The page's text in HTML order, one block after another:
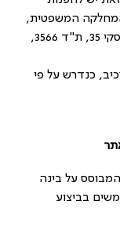
המחלקה המשפטית,
ההסתדרות הרפואית בישראל, רחוב ז'בוטינסקי 35, ת"ד 3566,
כנדרש על פי
המבוסס על בינה
בביצוע